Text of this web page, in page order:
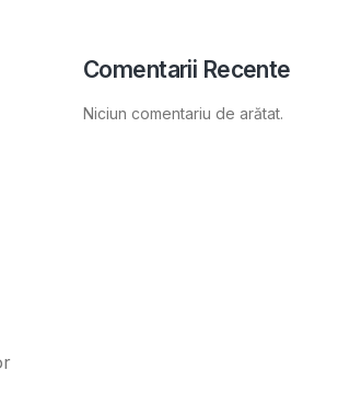
Comentarii Recente
Niciun comentariu de arătat.